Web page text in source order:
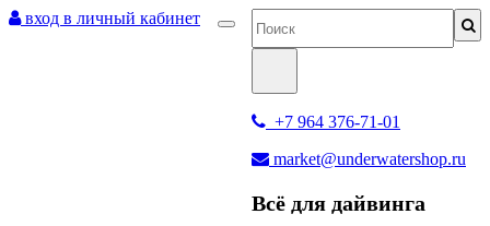
вход в личный кабинет
+7 964 376-71-01
market@underwatershop.ru
Всё для дайвинга